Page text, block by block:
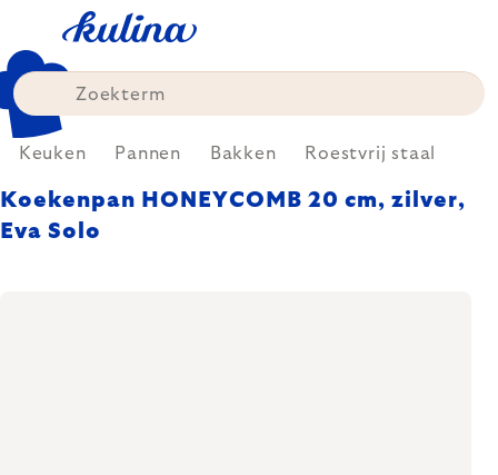
content
Keuken Pannen Bakken Roestvrij staal
Koekenpan HONEYCOMB 20 cm, zilver,
Eva Solo